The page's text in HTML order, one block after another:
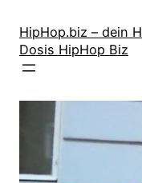
Inhalt
springen
HipHop.biz – dein
Dosis HipHop Biz